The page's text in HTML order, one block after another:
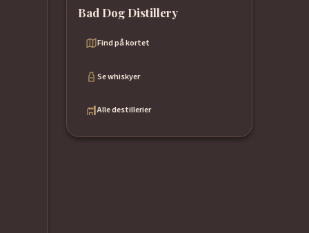
Bad Dog Distillery
Find på kortet
Se whiskyer
Alle destillerier